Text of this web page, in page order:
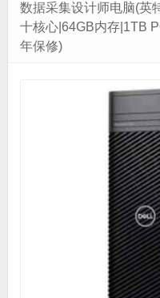
数据采集设计师电脑(英
十核心|64GB内存|1TB
年保修)